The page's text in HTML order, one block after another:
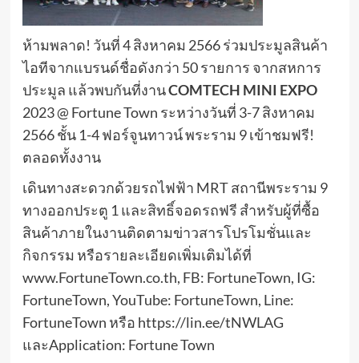
ห้ามพลาด! วันที่ 4 สิงหาคม 2566 ร่วมประมูลสินค้า
ไอทีจากแบรนด์ชื่อดังกว่า 50 รายการ จากสหการ
ประมูล แล้วพบกันที่งานCOMTECH MINI EXPO
2023 @ Fortune Town ระหว่างวันที่ 3-7 สิงหาคม
2566 ชั้น 1-4 ฟอร์จูนทาวน์ พระราม 9 เข้าชมฟรี!
ตลอดทั้งงาน
เดินทางสะดวกด้วยรถไฟฟ้า MRT สถานีพระราม 9
ทางออกประตู 1 และสิทธิ์จอดรถฟรี สำหรับผู้ที่ซื้อ
สินค้าภายในงานติดตามข่าวสารโปรโมชั่นและ
กิจกรรม หรือรายละเอียดเพิ่มเติมได้ที่
www.FortuneTown.co.th, FB: FortuneTown, IG:
FortuneTown, YouTube: FortuneTown, Line:
FortuneTown หรือ https://lin.ee/tNWLAG
และApplication: Fortune Town